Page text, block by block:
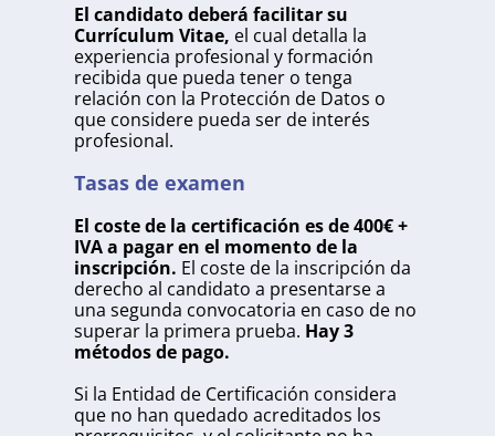
El candidato deberá facilitar su
Currículum Vitae, el cual detalla la
experiencia profesional y formación
recibida que pueda tener o tenga
relación con la Protección de Datos o
que considere pueda ser de interés
profesional.
Tasas de examen
El coste de la certificación es de 400€ +
IVA a pagar en el momento de la
inscripción. El coste de la inscripción da
derecho al candidato a presentarse a
una segunda convocatoria en caso de no
superar la primera prueba. Hay 3
métodos de pago.
Si la Entidad de Certificación considera
que no han quedado acreditados los